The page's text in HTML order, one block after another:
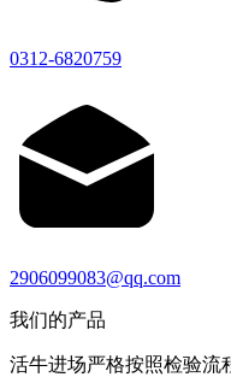
0312-6820759
2906099083@qq.com
我们的产品
活牛进场严格按照检验流